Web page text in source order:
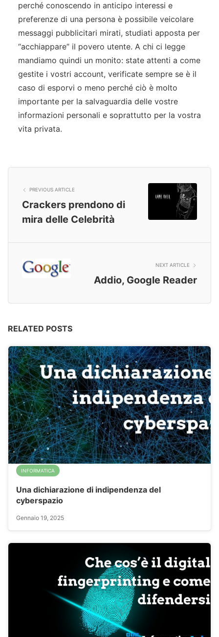
perché conoscendo in anticipo interessi e
preferenze di una persona è possibile veicolare
messaggi pubblicitari mirati, studiati apposta per
“acchiappare” il povero utente. A chi ci legge
mandiamo quindi un monito: state attenti a come
gestite i vostri account, verificate sempre se è il
caso di esporvi o meno perché ciò è molto
importante per la salvaguardia delle vostre
informazioni personali e soprattutto per la vostra
vita privata.
PREVIOUS ARTICLE
Crackers prendono di
mira delle Celebrità
NEXT ARTICLE
Addio, Google Reader
RELATED POSTS
INFORMATICA
Una dichiarazione di indipendenza del
cyberspazio
Gennaio 19, 2025